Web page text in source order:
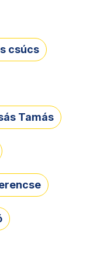
csúcs
Tamás